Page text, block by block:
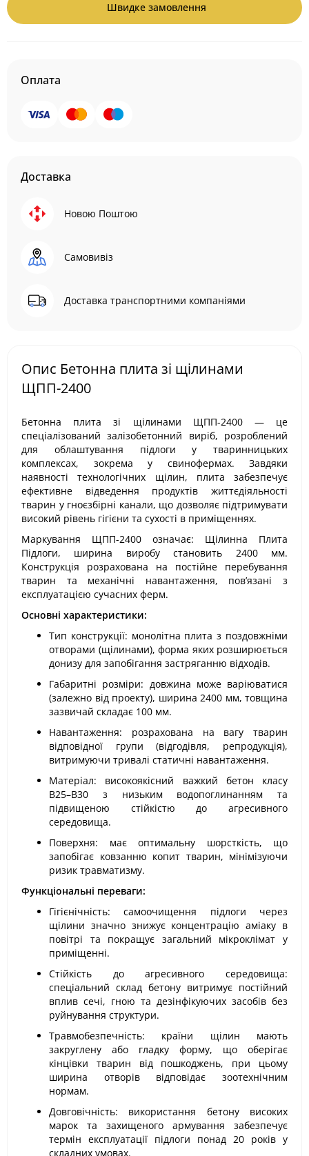
Швидке замовлення
Оплата
Доставка
Новою Поштою
Самовивіз
Доставка транспортними компаніями
Опис Бетонна плита зі щілинами
ЩПП-2400
Бетонна плита зі щілинами ЩПП-2400 — це
спеціалізований залізобетонний виріб, розроблений
для облаштування підлоги у тваринницьких
комплексах, зокрема у свинофермах. Завдяки
наявності технологічних щілин, плита забезпечує
ефективне відведення продуктів життєдіяльності
тварин у гноєзбірні канали, що дозволяє підтримувати
високий рівень гігієни та сухості в приміщеннях.
Маркування ЩПП-2400 означає: Щілинна Плита
Підлоги, ширина виробу становить 2400 мм.
Конструкція розрахована на постійне перебування
тварин та механічні навантаження, пов’язані з
експлуатацією сучасних ферм.
Основні характеристики:
Тип конструкції: монолітна плита з поздовжніми
отворами (щілинами), форма яких розширюється
донизу для запобігання застряганню відходів.
Габаритні розміри: довжина може варіюватися
(залежно від проекту), ширина 2400 мм, товщина
зазвичай складає 100 мм.
Навантаження: розрахована на вагу тварин
відповідної групи (відгодівля, репродукція),
витримуючи тривалі статичні навантаження.
Матеріал: високоякісний важкий бетон класу
В25–В30 з низьким водопоглинанням та
підвищеною стійкістю до агресивного
середовища.
Поверхня: має оптимальну шорсткість, що
запобігає ковзанню копит тварин, мінімізуючи
ризик травматизму.
Функціональні переваги:
Гігієнічність: самоочищення підлоги через
щілини значно знижує концентрацію аміаку в
повітрі та покращує загальний мікроклімат у
приміщенні.
Стійкість до агресивного середовища:
спеціальний склад бетону витримує постійний
вплив сечі, гною та дезінфікуючих засобів без
руйнування структури.
Травмобезпечність: країни щілин мають
закруглену або гладку форму, що оберігає
кінцівки тварин від пошкоджень, при цьому
ширина отворів відповідає зоотехнічним
нормам.
Довговічність: використання бетону високих
марок та захищеного армування забезпечує
термін експлуатації підлоги понад 20 років у
складних умовах.